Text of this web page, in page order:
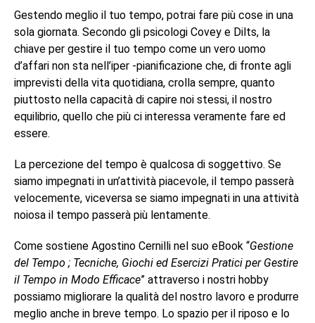
Gestendo meglio il tuo tempo, potrai fare più cose in una
sola giornata. Secondo gli psicologi Covey e Dilts, la
chiave per gestire il tuo tempo come un vero uomo
d’affari non sta nell’iper -pianificazione che, di fronte agli
imprevisti della vita quotidiana, crolla sempre, quanto
piuttosto nella capacità di capire noi stessi, il nostro
equilibrio, quello che più ci interessa veramente fare ed
essere.
La percezione del tempo è qualcosa di soggettivo. Se
siamo impegnati in un’attività piacevole, il tempo passerà
velocemente, viceversa se siamo impegnati in una attività
noiosa il tempo passerà più lentamente.
Come sostiene Agostino Cernilli nel suo eBook “Gestione
del Tempo ; Tecniche, Giochi ed Esercizi Pratici per Gestire
il Tempo in Modo Efficace” attraverso i nostri hobby
possiamo migliorare la qualità del nostro lavoro e produrre
meglio anche in breve tempo. Lo spazio per il riposo e lo